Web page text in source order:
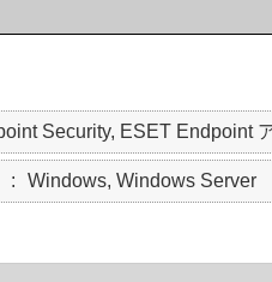
Security, ESET Endpoint
Windows, Windows Server